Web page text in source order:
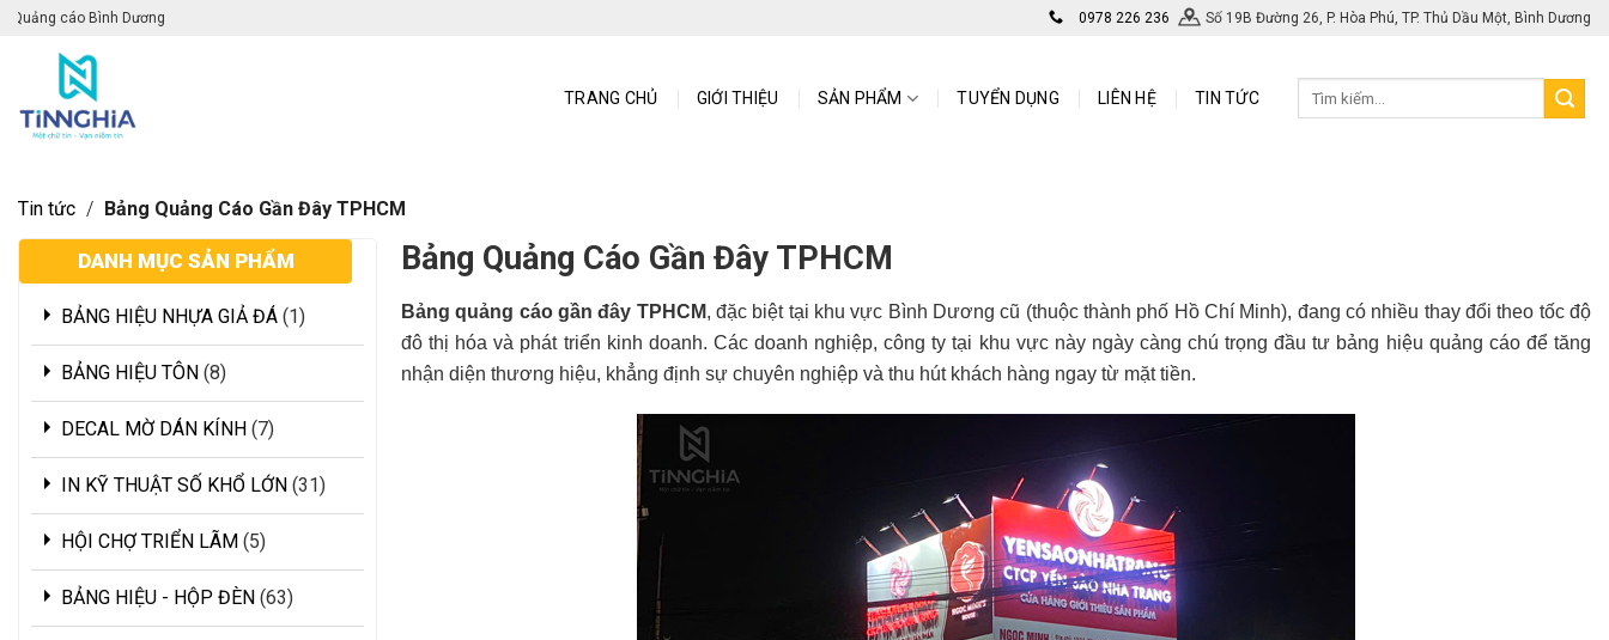
0978 226 236 Số 19B Đường 26, P. Hòa Phú, TP. Thủ Dầu Một, Bình Dương
TRANG CHỦ GIỚI THIỆU SẢN PHẨM TUYỂN DỤNG LIÊN HỆ TIN TỨC
Tin tức / Bảng Quảng Cáo Gần Đây TPHCM
Bảng Quảng Cáo Gần Đây TPHCM
Bảng quảng cáo gần đây TPHCM, đặc biệt tại khu vực Bình Dương cũ (thuộc thành phố Hồ Chí Minh), đang có nhiều thay đổi theo tốc độ
đô thị hóa và phát triển kinh doanh. Các doanh nghiệp, công ty tại khu vực này ngày càng chú trọng đầu tư bảng hiệu quảng cáo để tăng
nhận diện thương hiệu, khẳng định sự chuyên nghiệp và thu hút khách hàng ngay từ mặt tiền.
DANH MỤC SẢN PHẨM
BẢNG HIỆU NHỰA GIẢ ĐÁ 1
BẢNG HIỆU TÔN 8
DECAL MỜ DÁN KÍNH 7
IN KỸ THUẬT SỐ KHỔ LỚN 31
HỘI CHỢ TRIỂN LÃM 5
BẢNG HIỆU - HỘP ĐÈN 63